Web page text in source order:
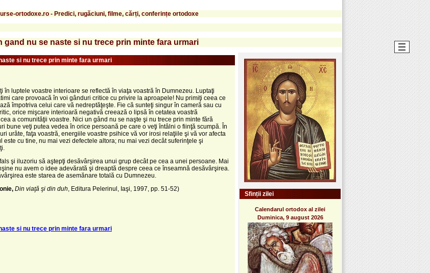
ortodoxe.ro - Predici, rugăciuni, filme, cărți, conferințe ortodoxe
gand nu se naste si nu trece prin minte fara urmari
si nu trece prin minte fara urmari
în luptele voastre interioare se reflectă în viaţa voastră în Dumnezeu. Luptaţi
care provoacă în voi gânduri critice cu privire la aproapele! Nu primiţi ceea ce
împotriva celui care vă nedreptăţeşte. Fie că sunteţi singur în cameră sau cu
orice mişcare interioară negativă creează o lipsă în cetatea voastră
a comunităţii voastre. Nici un gând nu se naşte şi nu trece prin minte fără
bune veţi putea vedea în orice persoană pe care o veţi întâlni o fiinţă scumpă. În
urâte, faţa voastră, energiile voastre psihice vă vor irosi relaţiile şi vă vor afecta
este cu tine, nu mai vezi defectele altora; nu mai vezi decât suferinţele şi
şi iluzoriu să aştepţi desăvârşirea unui grup decât pe cea a unei persoane. Mai
nu avem o idee adevărată şi dreaptă despre ceea ce înseamnă desăvârşirea.
este starea de asemănare totală cu Dumnezeu.
Din viaţă şi din duh , Editura Pelerinul, Iaşi, 1997, pp. 51-52)
si nu trece prin minte fara urmari
Sfinții zilei
Calendarul ortodox al zilei
Duminica, 9 august 2026